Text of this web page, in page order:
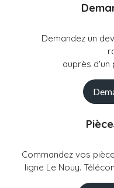
Demandez un
auprès d'un
Commandez vos
ligne Le Nouy.